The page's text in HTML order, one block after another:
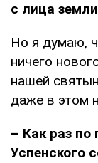
с лица земли
Но я думаю,
ничего
нашей
даже в этом
– Как раз по
Успенского